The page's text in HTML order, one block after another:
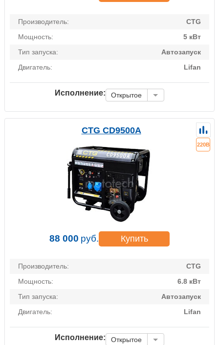
Производитель:
CTG
Мощность:
5 кВт
Тип запуска:
Автозапуск
Двигатель:
Lifan
Исполнение: Открытое
CTG CD9500A
220В
88 000 руб. Купить
Производитель:
CTG
Мощность:
6.8 кВт
Тип запуска:
Автозапуск
Двигатель:
Lifan
Исполнение: Открытое